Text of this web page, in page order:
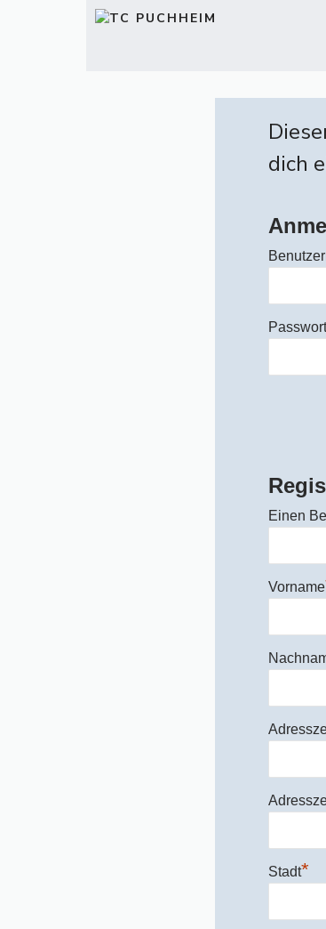
dich
Passwort
Einen
Vorname
Stadt*